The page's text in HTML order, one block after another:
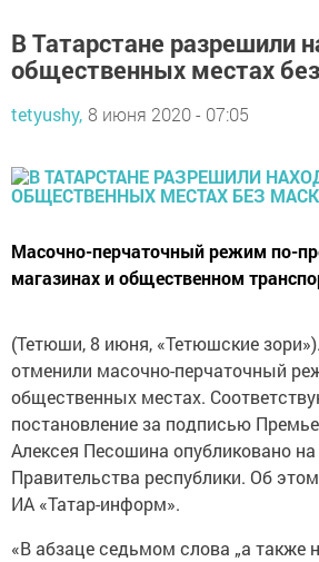
В Татарстане разрешили
общественных местах
tetyushy, 8 июня 2020 - 07:05
Масочно-перчаточный режим по-
магазинах и общественном
(Тетюши, 8 июня, «Тетюшские
отменили масочно-перчаточный
общественных местах.
постановление за подписью
Алексея Песошина опубликовано на
Правительства республики. Об
ИА «Татар-информ».
«В абзаце седьмом слова „а также